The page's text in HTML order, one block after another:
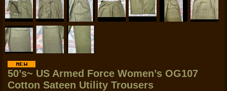
50’s~ US Armed Force Women’s OG107
Cotton Sateen Utility Trousers